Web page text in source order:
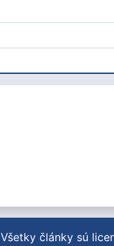
Všetky články sú